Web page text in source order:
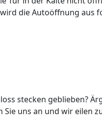
die Autoöffnung aus
stecken geblieben?
uns an und wir eilen